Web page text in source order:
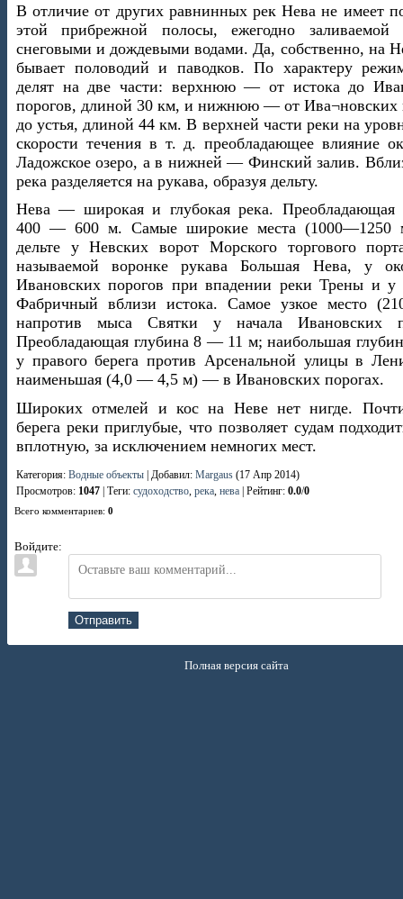
В отличие от других равнинных рек Нева не имеет
этой прибрежной полосы, ежегодно заливаемой
снеговыми и дождевыми водами. Да, собственно, на
бывает половодий и паводков. По характеру
делят на две части: верхнюю — от истока до
порогов, длиной 30 км, и нижнюю — от Ива¬новских
до устья, длиной 44 км. В верхней части реки на
скорости течения в т. д. преобладающее влияние
Ладожское озеро, а в нижней — Финский залив.
река разделяется на рукава, образуя дельту.
Нева — широкая и глубокая река. Преобладающая
400 — 600 м. Самые широкие места
дельте у Невских ворот Морского торгового
называемой воронке рукава Большая Нева, у
Ивановских порогов при впадении реки Трены и у
Фабричный вблизи истока. Самое узкое место
напротив мыса Святки у начала Ивановских
Преобладающая глубина 8 — 11 м; наибольшая
у правого берега против Арсенальной улицы в
наименьшая (4,0 — 4,5 м) — в Ивановских порогах.
Широких отмелей и кос на Неве нет нигде.
берега реки приглубые, что позволяет судам
вплотную, за исключением немногих мест.
Категория: Водные объекты Добавил: Margaus (17 Апр 2014)
Просмотров: 1047 Теги: судоходство, река, нева Рейтинг: 0.0/0
Всего комментариев: 0
Войдите:
Отправить
Полная версия сайта